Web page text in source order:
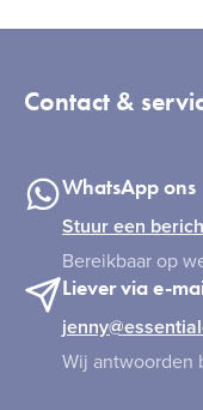
Contact &
WhatsApp ons
Stuur een
Bereikbaar op
Liever via e-
Wij antwoorden